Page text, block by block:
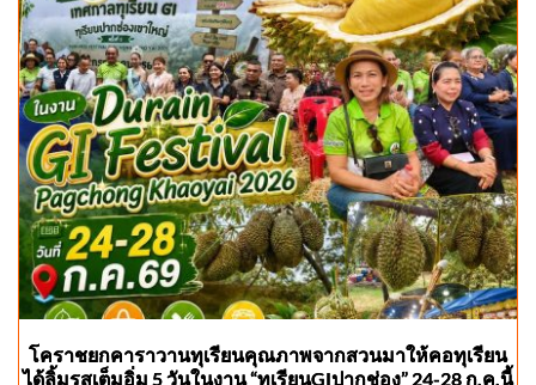
โคราชยกคาราวานทุเรียนคุณภาพจากสวนมาให้คอทุเรียน
ได้ลิ้มรสเต็มอิ่ม 5 วันในงาน “ทุเรียนGIปากช่อง” 24-28 ก.ค.นี้